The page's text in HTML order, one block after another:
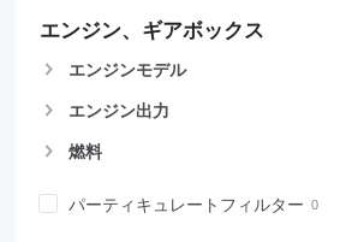
914
918
926
928
931
エンジン、ギアボックス
エンジンモデル
エンジン出力
燃料
パーティキュレートフィルター